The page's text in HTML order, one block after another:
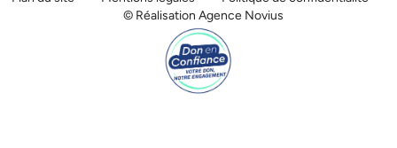
© Réalisation Agence Novius